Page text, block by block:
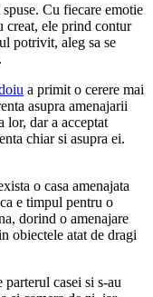
Cu fiecare emotie
creat, ele prind contur
potrivit, aleg sa se
a primit o cerere mai
asupra amenajarii
lor, dar a acceptat
chiar si asupra ei.
o casa amenajata
e timpul pentru o
dorind o amenajare
obiectele atat de dragi
casei si s-au